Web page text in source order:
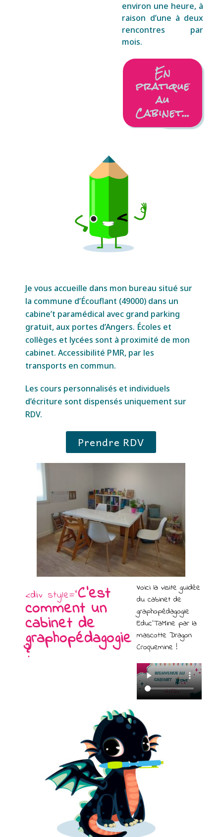
environ une heure, à
raison d’une à deux
rencontres par
mois.
En
pratique
au
Cabinet...
Jevous accueille dans mon bureau situé sur
la commune d’Écouflant (49000) dans un
cabine’t paramédical avec grand parking
gratuit, aux portes d’Angers. Écoles et
collèges et lycées sont à proximité de mon
cabinet. Accessibilité PMR, par les
transports en commun.
Les cours personnalisés et individuels
d’écriture sont dispensés uniquement sur
RDV.
Prendre RDV
<div style="C'est
comment un
cabinet de
graphopédagogie
?
Voici la visite guidée
du cabinet de
graphopédagogie
Educ’TaMine par la
mascotte Dragon
Croquemine !